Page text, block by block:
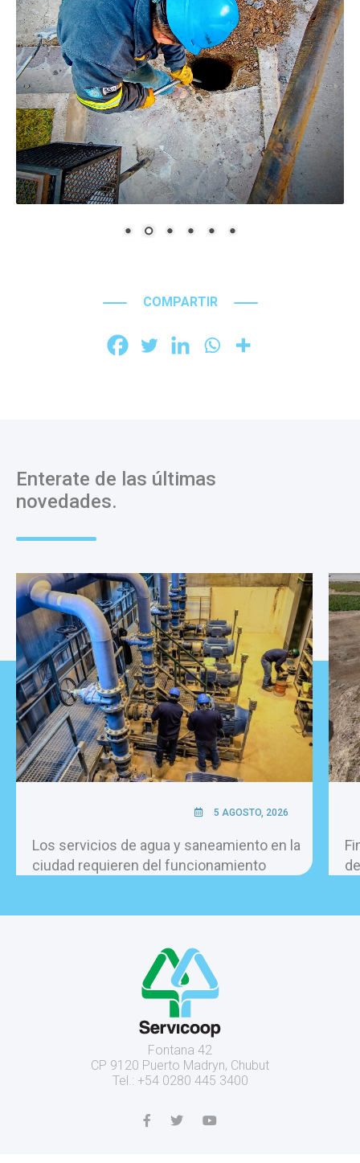
COMPARTIR
Enterate de las últimas
novedades.
5 AGOSTO, 2026
Los servicios de agua y saneamiento en la
ciudad requieren del funcionamiento
Fontana 42
CP 9120 Puerto Madryn, Chubut
Tel.: +54 0280 445 3400